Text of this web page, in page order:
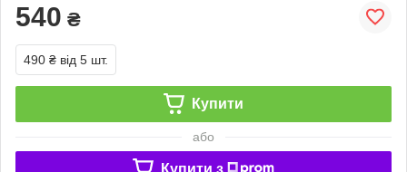
540 ₴
490 ₴ від 5 шт.
Купити
або
Купити з